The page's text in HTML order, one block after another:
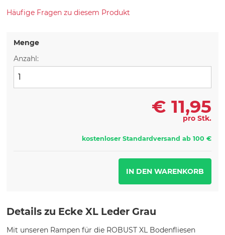
Häufige Fragen zu diesem Produkt
Menge
Anzahl:
€ 11,95
pro Stk.
kostenloser Standardversand ab 100 €
Details zu Ecke XL Leder Grau
Mit unseren Rampen für die ROBUST XL Bodenfliesen